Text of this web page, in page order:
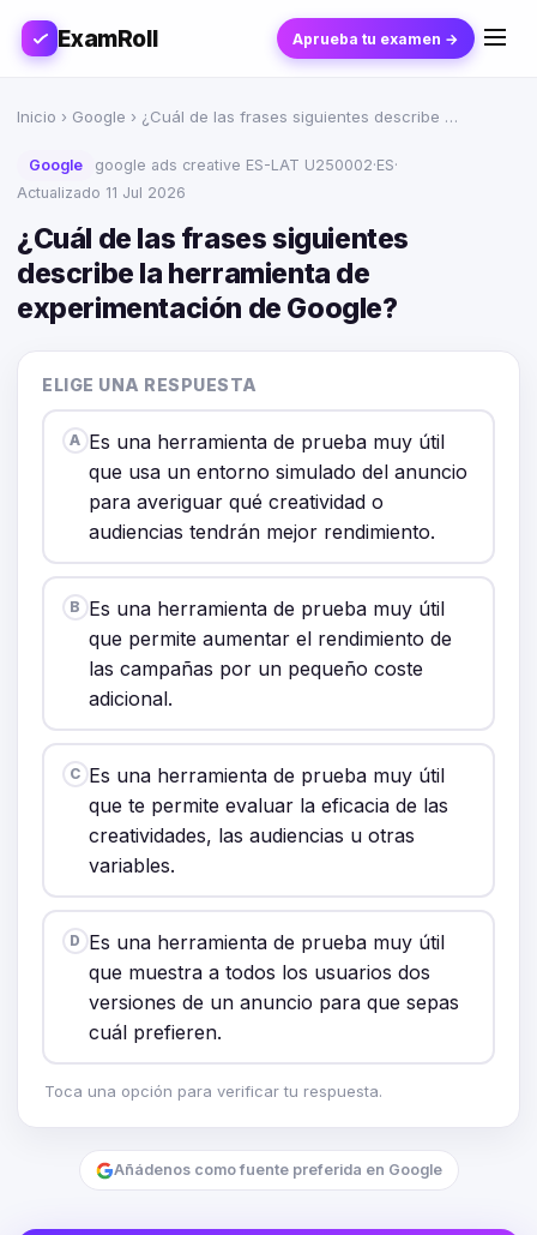
ExamRoll Aprueba tu examen →
Inicio › Google › ¿Cuál de las frases siguientes describe …
Google google ads creative ES-LAT U250002·ES·
Actualizado 11 Jul 2026
¿Cuál de las frases siguientes
describe la herramienta de
experimentación de Google?
ELIGE UNA RESPUESTA
A Es una herramienta de prueba muy útil
que usa un entorno simulado del anuncio
para averiguar qué creatividad o
audiencias tendrán mejor rendimiento.
B Es una herramienta de prueba muy útil
que permite aumentar el rendimiento de
las campañas por un pequeño coste
adicional.
C Es una herramienta de prueba muy útil
que te permite evaluar la eficacia de las
creatividades, las audiencias u otras
variables.
D Es una herramienta de prueba muy útil
que muestra a todos los usuarios dos
versiones de un anuncio para que sepas
cuál prefieren.
Toca una opción para verificar tu respuesta.
Añádenos como fuente preferida en Google